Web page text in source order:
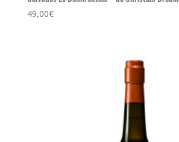
49,00€